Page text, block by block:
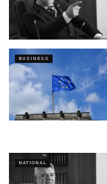
BUSINESS
NATIONAL